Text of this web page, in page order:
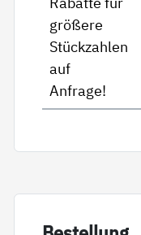
größere
Stückzahlen
auf
Anfrage!